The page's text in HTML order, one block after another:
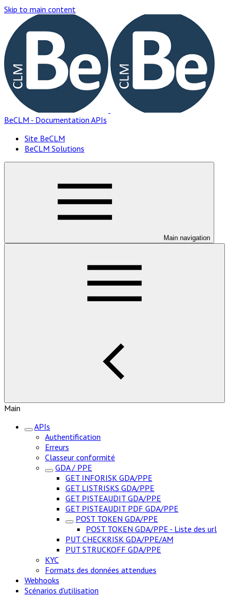
Skip to main content
BeCLM - Documentation APIs
Site BeCLM
BeCLM Solutions
Main navigation
Main
APIs
Authentification
Erreurs
Classeur conformité
GDA / PPE
GET INFORISK GDA/PPE
GET LISTRISKS GDA/PPE
GET PISTEAUDIT GDA/PPE
GET PISTEAUDIT PDF GDA/PPE
POST TOKEN GDA/PPE
POST TOKEN GDA/PPE - Liste des url
PUT CHECKRISK GDA/PPE/AM
PUT STRUCKOFF GDA/PPE
KYC
Formats des données attendues
Webhooks
Scénarios d'utilisation